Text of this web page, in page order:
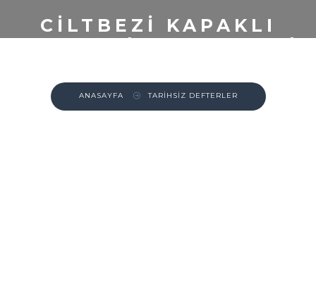
CİLTBEZİ KAPAKLI
DEFTER ( 10 X 17 CM )
ANASAYFA TARİHSİZ DEFTERLER